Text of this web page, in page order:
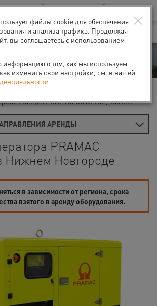
офисов RU EN
станция PRAMAC GCW220P, 160 кВт
АРЕНДЫ
PRAMAC
Нижнем Новгороде
в зависимости от региона, срока
взятого в аренду оборудования.
×
файлы cookie для обеспечения
и анализа трафика. Продолжая
вы соглашаетесь с использованием
информацию о том, как мы используем
изменить свои настройки, см. в нашей